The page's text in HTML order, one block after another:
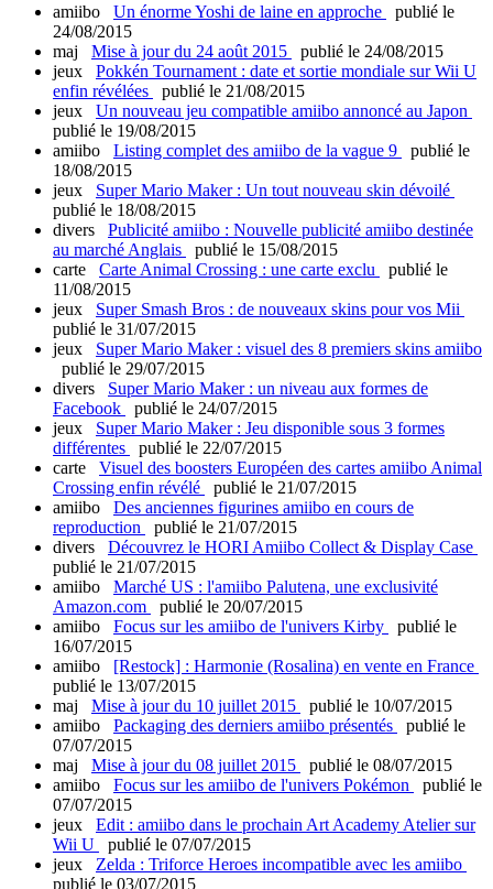
amiibo
Un énorme Yoshi de laine en approche
publié le
24/08/2015
maj
Mise à jour du 24 août 2015
publié le 24/08/2015
jeux
Pokkén Tournament : date et sortie mondiale sur Wii U
enfin révélées
publié le 21/08/2015
jeux
Un nouveau jeu compatible amiibo annoncé au Japon
publié le 19/08/2015
amiibo
Listing complet des amiibo de la vague 9
publié le
18/08/2015
jeux
Super Mario Maker : Un tout nouveau skin dévoilé
publié le 18/08/2015
divers
Publicité amiibo : Nouvelle publicité amiibo destinée
au marché Anglais
publié le 15/08/2015
carte
Carte Animal Crossing : une carte exclu
publié le
11/08/2015
jeux
Super Smash Bros : de nouveaux skins pour vos Mii
publié le 31/07/2015
jeux
Super Mario Maker : visuel des 8 premiers skins amiibo
publié le 29/07/2015
divers
Super Mario Maker : un niveau aux formes de
Facebook
publié le 24/07/2015
jeux
Super Mario Maker : Jeu disponible sous 3 formes
différentes
publié le 22/07/2015
carte
Visuel des boosters Européen des cartes amiibo Animal
Crossing enfin révélé
publié le 21/07/2015
amiibo
Des anciennes figurines amiibo en cours de
reproduction
publié le 21/07/2015
divers
Découvrez le HORI Amiibo Collect & Display Case
publié le 21/07/2015
amiibo
Marché US : l'amiibo Palutena, une exclusivité
Amazon.com
publié le 20/07/2015
amiibo
Focus sur les amiibo de l'univers Kirby
publié le
16/07/2015
amiibo
[Restock] : Harmonie (Rosalina) en vente en France
publié le 13/07/2015
maj
Mise à jour du 10 juillet 2015
publié le 10/07/2015
amiibo
Packaging des derniers amiibo présentés
publié le
07/07/2015
maj
Mise à jour du 08 juillet 2015
publié le 08/07/2015
amiibo
Focus sur les amiibo de l'univers Pokémon
publié le
07/07/2015
jeux
Edit : amiibo dans le prochain Art Academy Atelier sur
Wii U
publié le 07/07/2015
jeux
Zelda : Triforce Heroes incompatible avec les amiibo
publié le 03/07/2015